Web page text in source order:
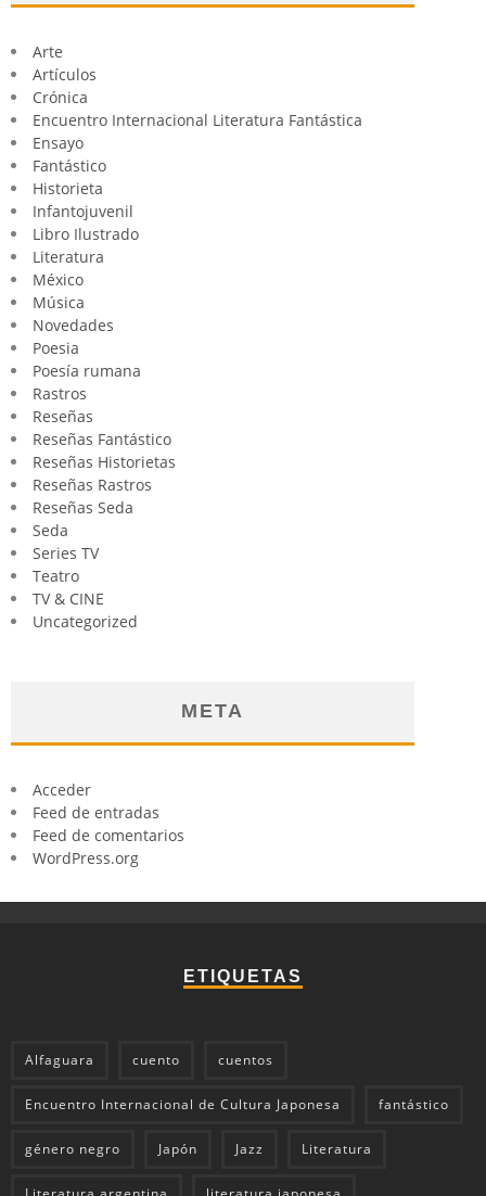
Arte
Artículos
Crónica
Encuentro Internacional Literatura Fantástica
Ensayo
Fantástico
Historieta
Infantojuvenil
Libro Ilustrado
Literatura
México
Música
Novedades
Poesia
Poesía rumana
Rastros
Reseñas
Reseñas Fantástico
Reseñas Historietas
Reseñas Rastros
Reseñas Seda
Seda
Series TV
Teatro
TV & CINE
Uncategorized
META
Acceder
Feed de entradas
Feed de comentarios
WordPress.org
ETIQUETAS
Alfaguara cuento cuentos
Encuentro Internacional de Cultura Japonesa fantástico
género negro Japón Jazz Literatura